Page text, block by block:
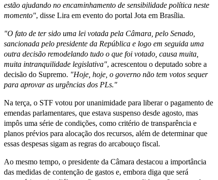
estão ajudando no encaminhamento de sensibilidade política neste
momento", disse Lira em evento do portal Jota em Brasília.
"O fato de ter sido uma lei votada pela Câmara, pelo Senado,
sancionada pelo presidente da República e logo em seguida uma
outra decisão remodelando tudo o que foi votado, causa muita,
muita intranquilidade legislativa", acrescentou o deputado sobre a
decisão do Supremo. "Hoje, hoje, o governo não tem votos sequer
para aprovar as urgências dos PLs."
Na terça, o STF votou por unanimidade para liberar o pagamento de
emendas parlamentares, que estava suspenso desde agosto, mas
impôs uma série de condições, como critério de transparência e
planos prévios para alocação dos recursos, além de determinar que
essas despesas sigam as regras do arcabouço fiscal.
Ao mesmo tempo, o presidente da Câmara destacou a importância
das medidas de contenção de gastos e, embora diga que será